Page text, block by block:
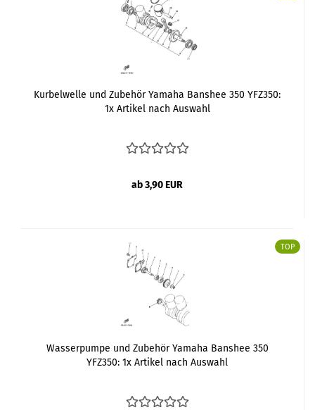
Kurbelwelle und Zubehör Yamaha Banshee 350 YFZ350:
1x Artikel nach Auswahl
ab 3,90 EUR
TOP
Wasserpumpe und Zubehör Yamaha Banshee 350
YFZ350: 1x Artikel nach Auswahl